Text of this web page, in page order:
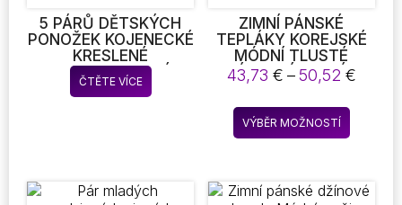
5 PÁRŮ DĚTSKÝCH
PONOŽEK KOJENECKÉ
KRESLENÉ
JEDNOBAREVNÉ
MĚKKÉ A POHODLNÉ
ČTĚTE VÍCE
ZIMNÍ PÁNSKÉ
TEPLÁKY KOREJSKÉ
MÓDNÍ TLUSTÉ
ÚTULNÉ TEPLÉ
FLEECE ŠIROKÉ NOHY
ROVNÉ VOLNÉ
PŘÍLEŽITOSTNÉ
KALHOTY MUŽSKÉ
KALHOTY
43,73 € – 50,52 €
VÝBĚR MOŽNOSTÍ
Tento
produkt
variant.